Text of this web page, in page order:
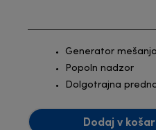
Generator mešanja
Popoln nadzor
Dolgotrajna
Dodaj v